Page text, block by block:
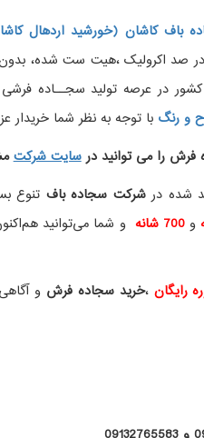
باف کاشان (خورشید اردهال
صد اکرولیک ،هیت ست شده، بدون
در عرصه تولید سجــاده فرشی
و رنگ با توجه به نظر شما خریدار
فرش را می توانید درسایت شرکت
شده درشرکت سجاده باف تنوع
و700 شانه
و شما می‌توانید
رایگان ،خرید سجاده فرش و